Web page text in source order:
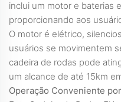
inclui um motor e baterias
proporcionando aos
O motor é elétrico,
usuários se movimentem
cadeira de rodas pode
um alcance de até 15km
Operação Conveniente